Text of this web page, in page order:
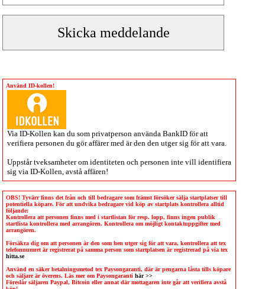
Använd ID-kollen!
Via ID-Kollen kan du som privatperson använda BankID för att
verifiera personen du gör affärer med är den den utger sig för att vara.
Uppstår tveksamheter om identiteten och personen inte vill identifiera
sig via ID-Kollen , avstå affären!
OBS! Tyvärr finns det från och till bedragare som främst försöker sälja startplatser till
potentiella köpare. För att undvika bedragare vid köp av startplats kontrollera alltid
följande:
Kontrollera att personen finns med i startlistan för resp. lopp, finns ingen publik
startlista kontrollera med arrangören. Kontrollera om möjligt kontaktuppgifter med
arrangören.
Försäkra dig om att personen är den som hen utger sig för att vara, kontrollera att tex
telefonnumret är registrerat på samma person som startplatsen är registrerad på via tex
hitta.se
Använd en säker betalningsmetod tex Paysongaranti, där är pengarna låsta tills köpare
och säljare är överens. Läs mer om Paysongaranti här >>
Föreslår säljaren Paypal, Bitcoin eller annat där mottagaren inte går att verifiera avstå